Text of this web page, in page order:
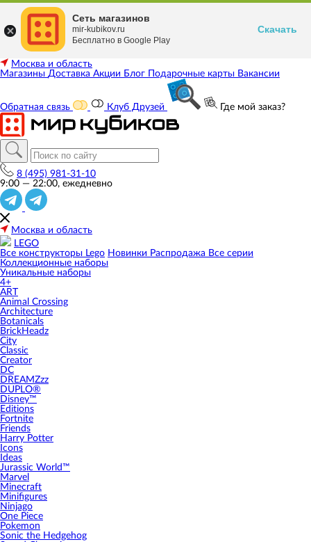
Москва и область
Магазины Доставка Акции Блог Подарочные карты Вакансии
Обратная связь Клуб Друзей Где мой заказ?
8 (495) 981-31-10
9:00 — 22:00, ежедневно
Москва и область
LEGO
Все конструкторы Lego Новинки Распродажа Все серии
Коллекционные наборы
Уникальные наборы
4+
ART
Animal Crossing
Architecture
Botanicals
BrickHeadz
City
Classic
Creator
DC
DREAMZzz
DUPLO®
Disney™
Editions
Fortnite
Friends
Harry Potter
Icons
Ideas
Jurassic World™
Marvel
Minecraft
Minifigures
Ninjago
One Piece
Pokemon
Sonic the Hedgehog
Сеть магазинов
mir-kubikov.ru
Бесплатно в Google Play
Скачать